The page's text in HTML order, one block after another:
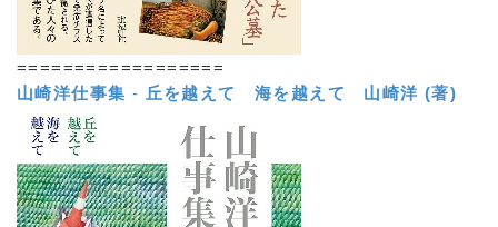
==================
山崎洋仕事集 - 丘を越えて 海を越えて 山崎洋 (著)